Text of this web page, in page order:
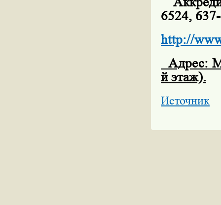
6524,
http://
Адрес:
й этаж).
Источник